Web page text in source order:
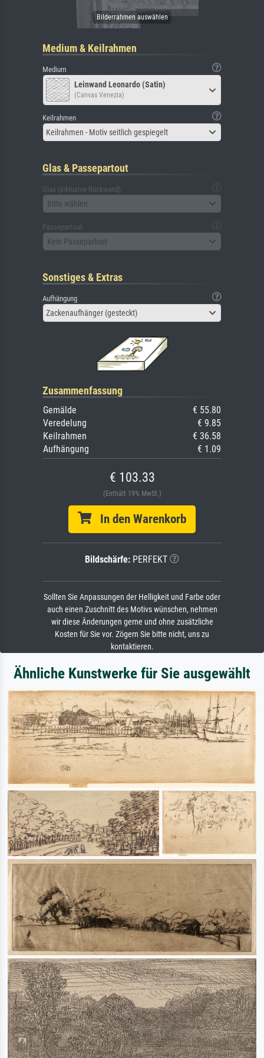
Medium & Keilrahmen
Medium
Leinwand Leonardo (Satin)
(Canvas Venezia)
Keilrahmen
Keilrahmen - Motiv seitlich gespiegelt
Glas & Passepartout
Glas (inklusive Rückwand)
Bitte wählen
Passepartout
Kein Passepartout
Sonstiges & Extras
Aufhängung
Zackenaufhänger (gesteckt)
Zusammenfassung
Gemälde
€ 55.80
Veredelung
€ 9.85
Keilrahmen
€ 36.58
Aufhängung
€ 1.09
€ 103.33
(Enthält 19% MwSt.)
In den Warenkorb
Bildschärfe: PERFEKT
Sollten Sie Anpassungen der Helligkeit und Farbe oder
auch einen Zuschnitt des Motivs wünschen, nehmen
wir diese Änderungen gerne und ohne zusätzliche
Kosten für Sie vor. Zögern Sie bitte nicht, uns zu
kontaktieren.
Ähnliche Kunstwerke für Sie ausgewählt